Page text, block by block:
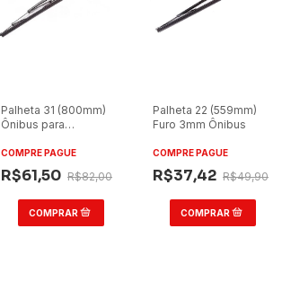
Palheta 31 (800mm)
Ônibus para
Marcopolo/Caio
COMPRE PAGUE
R$61,50 R$82,00
Palheta 22 (559mm)
Furo 3mm Ônibus
COMPRE PAGUE
R$37,42 R$49,90